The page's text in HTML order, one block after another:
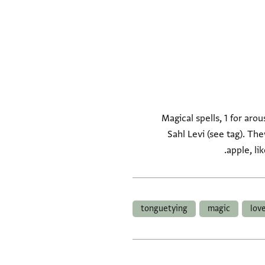
Magical spells, 1 for
Sahl Levi (see tag).
apple,
love
magic
tonguetying